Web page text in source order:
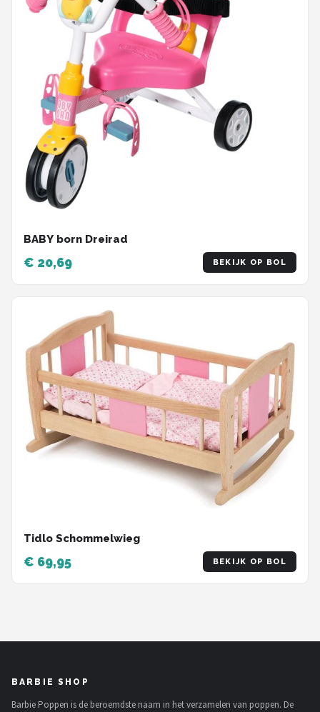
BABY born Dreirad
€ 20,69 BEKIJK OP BOL
Tidlo Schommelwieg
€ 69,95 BEKIJK OP BOL
BARBIE SHOP
Barbie Poppen is de beroemdste naam in het verzamelen van poppen. De